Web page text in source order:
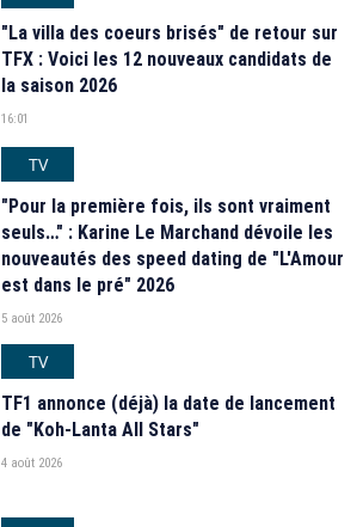
"La villa des coeurs brisés" de retour sur
TFX : Voici les 12 nouveaux candidats de
la saison 2026
16:01
TV
"Pour la première fois, ils sont vraiment
seuls…" : Karine Le Marchand dévoile les
nouveautés des speed dating de "L'Amour
est dans le pré" 2026
5 août 2026
TV
TF1 annonce (déjà) la date de lancement
de "Koh-Lanta All Stars"
4 août 2026